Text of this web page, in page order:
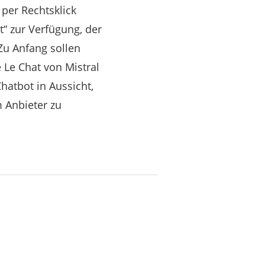
Rechtsklick
zur Verfügung, der
Anfang sollen
Le Chat von Mistral
in Aussicht,
Anbieter zu